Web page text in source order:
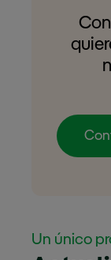
Un único